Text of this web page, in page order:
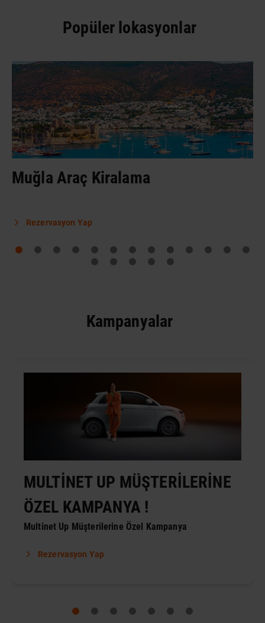
Popüler lokasyonlar
Muğla Araç Kiralama
Rezervasyon Yap
Kampanyalar
MULTİNET UP MÜŞTERİLERİNE
ÖZEL KAMPANYA !
Multinet Up Müşterilerine Özel Kampanya
Rezervasyon Yap